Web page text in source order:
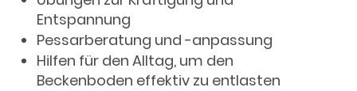
Entspannung
Pessarberatung und -anpassung
Hilfen für den Alltag, um den
Beckenboden effektiv zu entlasten